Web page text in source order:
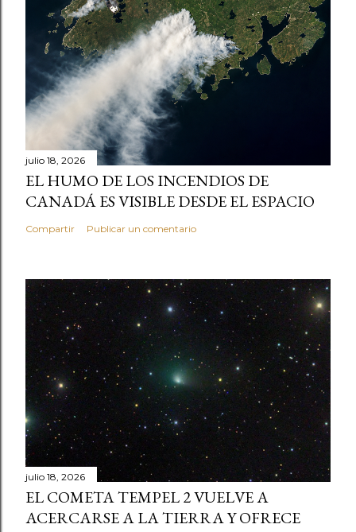
julio 18, 2026
EL HUMO DE LOS INCENDIOS DE
CANADÁ ES VISIBLE DESDE EL ESPACIO
Compartir Publicar un comentario
julio 18, 2026
EL COMETA TEMPEL 2 VUELVE A
ACERCARSE A LA TIERRA Y OFRECE